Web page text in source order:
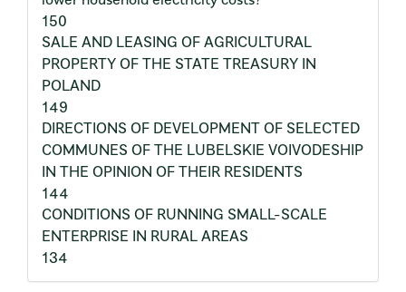
150
SALE AND LEASING OF AGRICULTURAL
PROPERTY OF THE STATE TREASURY IN
POLAND
149
DIRECTIONS OF DEVELOPMENT OF SELECTED
COMMUNES OF THE LUBELSKIE VOIVODESHIP
IN THE OPINION OF THEIR RESIDENTS
144
CONDITIONS OF RUNNING SMALL-SCALE
ENTERPRISE IN RURAL AREAS
134